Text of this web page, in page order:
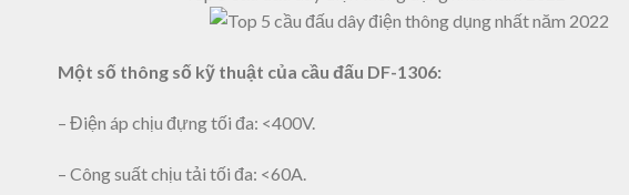
Một số thông số kỹ thuật của cầu đấu DF-1306:
– Điện áp chịu đựng tối đa: <400V.
– Công suất chịu tải tối đa: <60A.